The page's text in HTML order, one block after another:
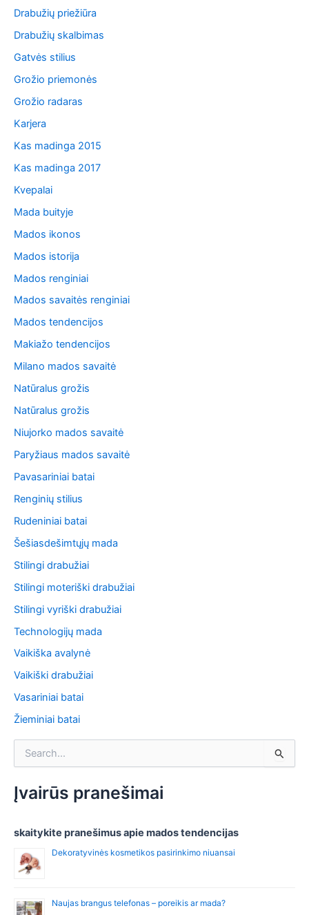
Drabužių priežiūra
Drabužių skalbimas
Gatvės stilius
Grožio priemonės
Grožio radaras
Karjera
Kas madinga 2015
Kas madinga 2017
Kvepalai
Mada buityje
Mados ikonos
Mados istorija
Mados renginiai
Mados savaitės renginiai
Mados tendencijos
Makiažo tendencijos
Milano mados savaitė
Natūralus grožis
Natūralus grožis
Niujorko mados savaitė
Paryžiaus mados savaitė
Pavasariniai batai
Renginių stilius
Rudeniniai batai
Šešiasdešimtųjų mada
Stilingi drabužiai
Stilingi moteriški drabužiai
Stilingi vyriški drabužiai
Technologijų mada
Vaikiška avalynė
Vaikiški drabužiai
Vasariniai batai
Žieminiai batai
r
c
f
Įvairūs pranešimai
skaitykite pranešimus apie mados tendencijas
Dekoratyvinės kosmetikos pasirinkimo niuansai
Naujas brangus telefonas – poreikis ar mada?